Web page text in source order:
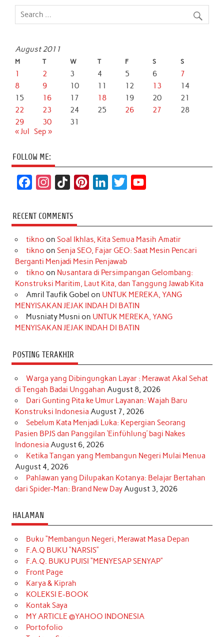
August 2011
M T W T F S S
1 2 3 4 5 6
7
8
9 10 11 12 13
14
15
16 17 18 19 20
21
22
23 24 25 26 27
28
29
30
31
« Jul
Sep »
FOLLOW ME:
c
e
b
o
k
s
t
a
r
a
m
k
T
o
k
t
e
e
s
t
k
e
d
I
n
t
t
r
T
u
e
RECENT COMMENTS
tikno on Soal Ikhlas, Kita Semua Masih Amatir
tikno on Senja SEO, Fajar GEO: Saat Mesin Pencari
Berganti Menjadi Mesin Penjawab
tikno on Nusantara di Persimpangan Gelombang:
Konstruksi Maritim, Laut Kita, dan Tanggung Jawab Kita
Amril Taufik Gobel on UNTUK MEREKA, YANG
MENYISAKAN JEJAK INDAH DI BATIN
Musniaty Musni on UNTUK MEREKA, YANG
MENYISAKAN JEJAK INDAH DI BATIN
POSTING TERAKHIR
Warga yang Dibingungkan Layar : Merawat Akal Sehat
di Tengah Badai Unggahan August 8, 2026
Dari Gunting Pita ke Umur Layanan: Wajah Baru
Konstruksi Indonesia August 7, 2026
Sebelum Kata Menjadi Luka: Kepergian Seorang
Pasien BPJS dan Panggilan ‘Einfühlung’ bagi Nakes
Indonesia August 6, 2026
Ketika Tangan yang Membangun Negeri Mulai Menua
August 4, 2026
Pahlawan yang Dilupakan Kotanya: Belajar Bertahan
dari Spider-Man: Brand New Day August 3, 2026
HALAMAN
Buku “Membangun Negeri, Merawat Masa Depan
F.A.Q BUKU “NARSIS”
F.A.Q. BUKU PUISI “MENYESAP SENYAP”
Front Page
Karya & Kiprah
KOLEKSI E-BOOK
Kontak Saya
MY ARTICLE @YAHOO INDONESIA
Portofolio